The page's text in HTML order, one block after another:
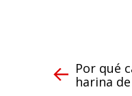
Por qué
harina